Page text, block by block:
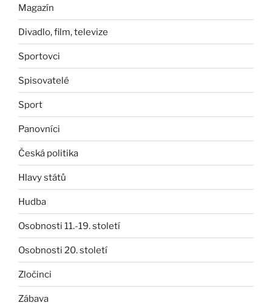
Magazín
Divadlo, film, televize
Sportovci
Spisovatelé
Sport
Panovníci
Česká politika
Hlavy států
Hudba
Osobnosti 11.-19. století
Osobnosti 20. století
Zločinci
Zábava